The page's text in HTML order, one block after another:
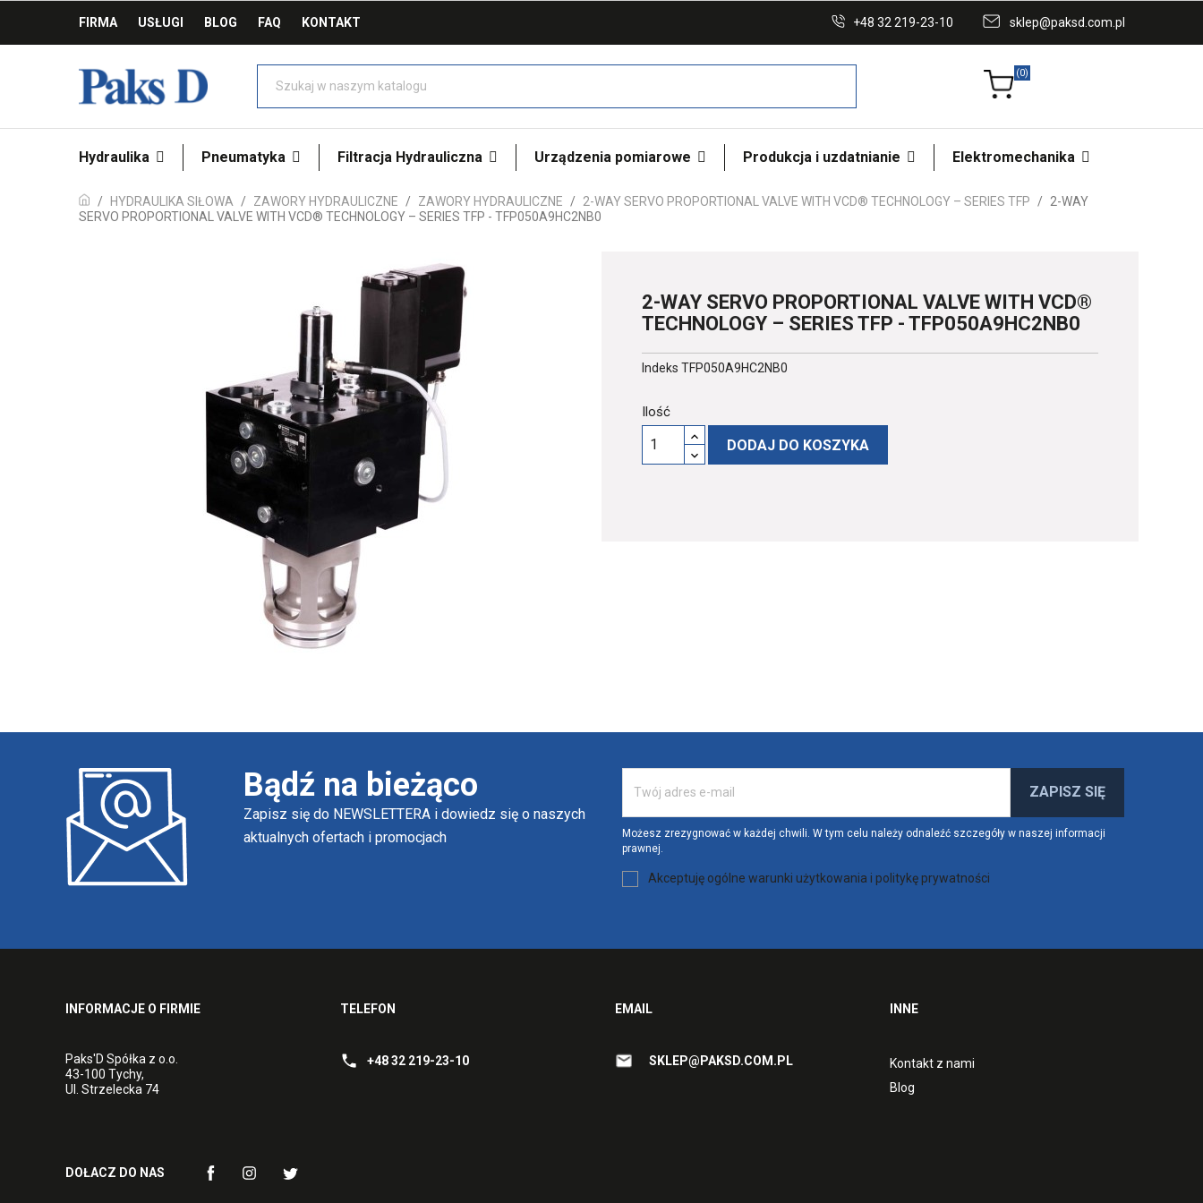
FIRMA USŁUGI BLOG FAQ KONTAKT +48 32 219-23-10 sklep@paksd.com.pl
(0)
Hydraulika Pneumatyka Filtracja Hydrauliczna Urządzenia pomiarowe Produkcja i uzdatnianie Elektromechanika
HYDRAULIKA SIŁOWA ZAWORY HYDRAULICZNE ZAWORY HYDRAULICZNE 2-WAY SERVO PROPORTIONAL VALVE WITH VCD® TECHNOLOGY – SERIES TFP
2-WAY
SERVO PROPORTIONAL VALVE WITH VCD® TECHNOLOGY – SERIES TFP - TFP050A9HC2NB0
2-WAY SERVO PROPORTIONAL VALVE WITH VCD®
TECHNOLOGY – SERIES TFP - TFP050A9HC2NB0
Indeks TFP050A9HC2NB0
Ilość
DODAJ DO KOSZYKA
Bądź na bieżąco
Zapisz się do NEWSLETTERA i dowiedz się o naszych
aktualnych ofertach i promocjach
Możesz zrezygnować w każdej chwili. W tym celu należy odnaleźć szczegóły w naszej informacji
prawnej.
Akceptuję ogólne warunki użytkowania i politykę prywatności
INFORMACJE O FIRMIE
Paks'D Spółka z o.o.
43-100 Tychy,
Ul. Strzelecka 74
TELEFON
+48 32 219-23-10
EMAIL
SKLEP@PAKSD.COM.PL
INNE
Kontakt z nami
Blog
DOŁACZ DO NAS